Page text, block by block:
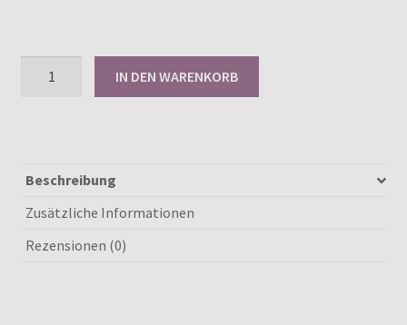
92
IN DEN WARENKORB
Beschreibung
Zusätzliche Informationen
Rezensionen (0)